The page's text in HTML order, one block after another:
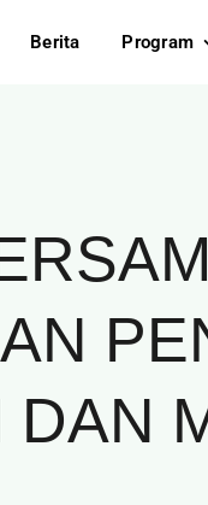
Berita Program
DAN